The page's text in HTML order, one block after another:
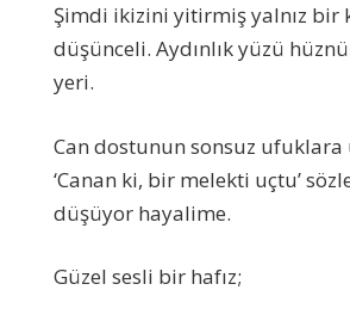
Şimdi ikizini yitirmiş yalnız bir
düşünceli. Aydınlık yüzü
yeri.
Can dostunun sonsuz ufuklara
‘Canan ki, bir melekti uçtu’
düşüyor hayalime.
Güzel sesli bir hafız;